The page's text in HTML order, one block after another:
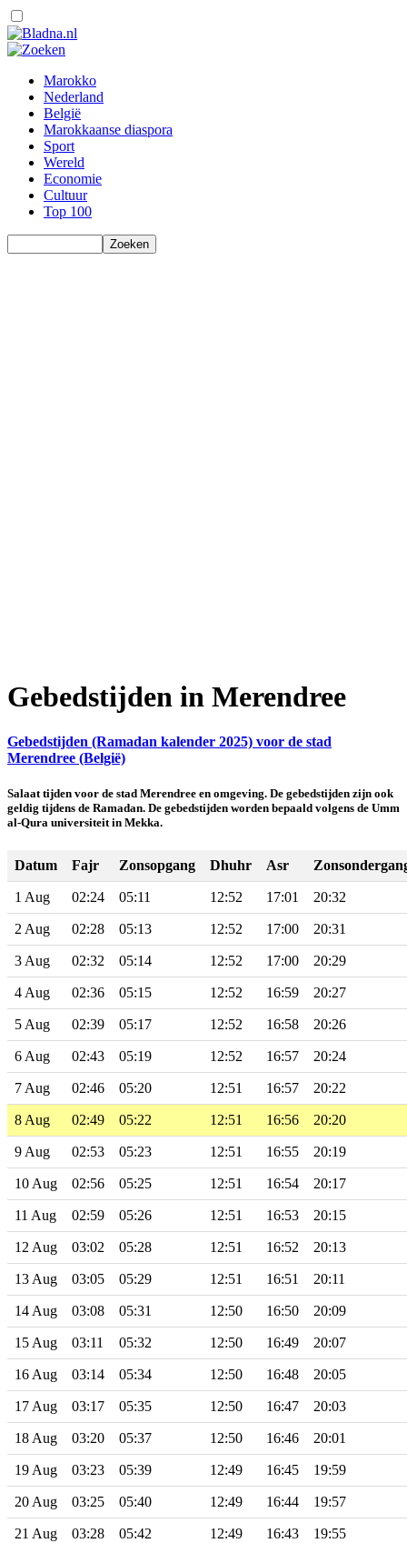
Marokko
Nederland
België
Marokkaanse diaspora
Sport
Wereld
Economie
Cultuur
Top 100
Gebedstijden in Merendree
Gebedstijden (Ramadan kalender 2025) voor de stad
Merendree (België)
Salaat tijden voor de stad Merendree en omgeving. De gebedstijden zijn ook
geldig tijdens de Ramadan. De gebedstijden worden bepaald volgens de Umm
al-Qura universiteit in Mekka.
Datum Fajr Zonsopgang Dhuhr Asr
1 Aug 02:24 05:11 12:52 17:01 20:32
2 Aug 02:28 05:13 12:52 17:00 20:31
3 Aug 02:32 05:14 12:52 17:00 20:29
4 Aug 02:36 05:15 12:52 16:59 20:27
5 Aug 02:39 05:17 12:52 16:58 20:26
6 Aug 02:43 05:19 12:52 16:57 20:24
7 Aug 02:46 05:20 12:51 16:57 20:22
8 Aug 02:49 05:22 12:51 16:56 20:20
9 Aug 02:53 05:23 12:51 16:55 20:19
10 Aug 02:56 05:25 12:51 16:54 20:17
11 Aug 02:59 05:26 12:51 16:53 20:15
12 Aug 03:02 05:28 12:51 16:52 20:13
13 Aug 03:05 05:29 12:51 16:51 20:11
14 Aug 03:08 05:31 12:50 16:50 20:09
15 Aug 03:11 05:32 12:50 16:49 20:07
16 Aug 03:14 05:34 12:50 16:48 20:05
17 Aug 03:17 05:35 12:50 16:47 20:03
18 Aug 03:20 05:37 12:50 16:46 20:01
19 Aug 03:23 05:39 12:49 16:45 19:59
20 Aug 03:25 05:40 12:49 16:44 19:57
21 Aug 03:28 05:42 12:49 16:43 19:55